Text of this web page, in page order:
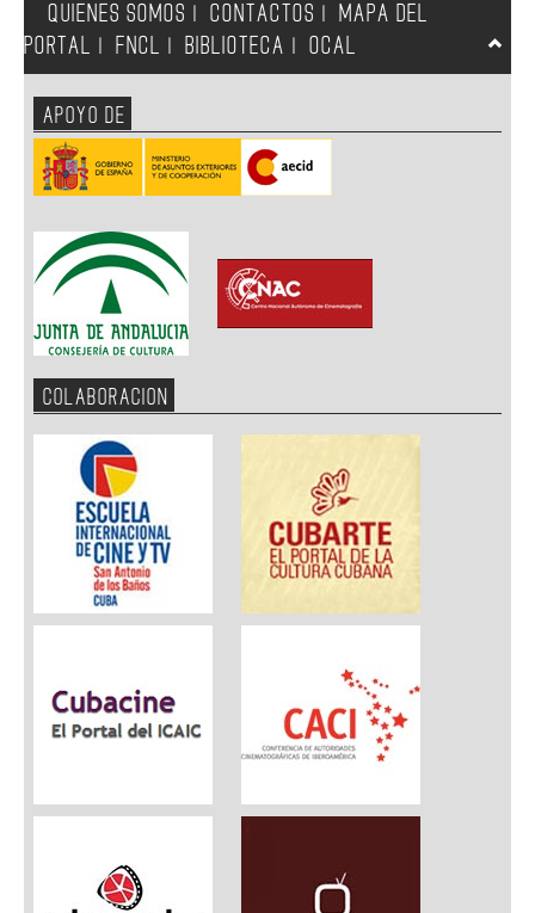
QUIENES SOMOS CONTACTOS
MAPA DEL
PORTAL
FNCL BIBLIOTECA OCAL
APOYO DE
COLABORACION